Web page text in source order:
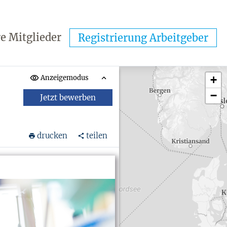
Mitglieder Registrierung Arbeitgeber
Anzeigemodus
Jetzt bewerben
drucken teilen
+
−